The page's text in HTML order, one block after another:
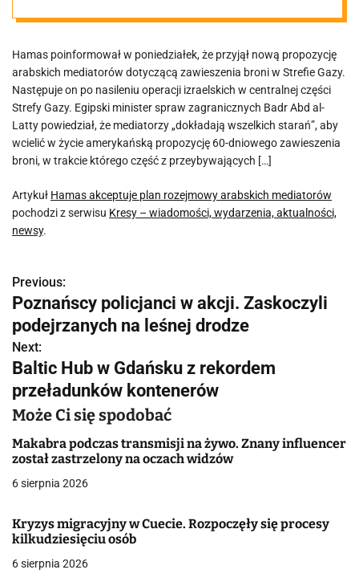
mediatorów
Hamas poinformował w poniedziałek, że przyjął nową propozycję
arabskich mediatorów dotyczącą zawieszenia broni w Strefie Gazy.
Następuje on po nasileniu operacji izraelskich w centralnej części
Strefy Gazy. Egipski minister spraw zagranicznych Badr Abd al-
Latty powiedział, że mediatorzy „dokładają wszelkich starań”, aby
wcielić w życie amerykańską propozycję 60-dniowego zawieszenia
broni, w trakcie którego część z przeybywających […]
Artykuł Hamas akceptuje plan rozejmowy arabskich mediatorów
pochodzi z serwisu Kresy – wiadomości, wydarzenia, aktualności,
newsy.
N
a
w
i
g
a
c
a
w
Previous:
Poznańscy policjanci w akcji. Zaskoczyli
podejrzanych na leśnej drodze
Next:
Baltic Hub w Gdańsku z rekordem
przeładunków kontenerów
Może Ci się spodobać
Makabra podczas transmisji na żywo. Znany influencer
został zastrzelony na oczach widzów
6 sierpnia 2026
Kryzys migracyjny w Cuecie. Rozpoczęły się procesy
kilkudziesięciu osób
6 sierpnia 2026